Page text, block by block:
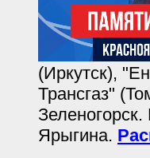
(Иркутск),
Трансгаз"
Ярыгина.